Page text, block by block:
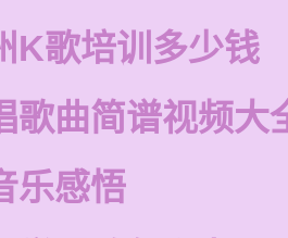
K歌培训多少钱
歌曲简谱视频大
乐感悟